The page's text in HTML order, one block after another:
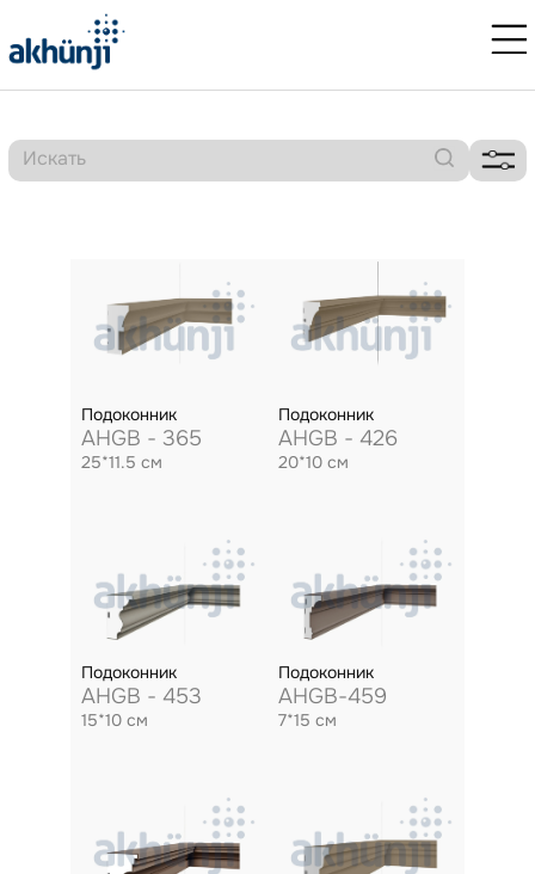
Подоконник
AHGB - 365
25*11.5 см
Подоконник
AHGB - 426
20*10 см
Подоконник
AHGB - 453
15*10 см
Подоконник
AHGB-459
7*15 см